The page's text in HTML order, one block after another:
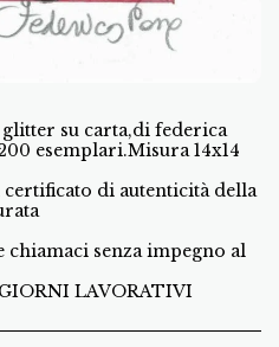
su carta,di federica
esemplari.Misura 14x14
certificato di autenticità della
senza impegno al
LAVORATIVI